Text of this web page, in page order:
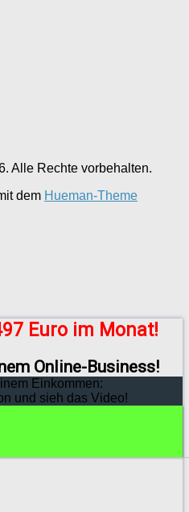
Alle Rechte vorbehalten.
dem Hueman-Theme
Euro im Monat!
Online-Business!
Einkommen:
und sieh das Video!